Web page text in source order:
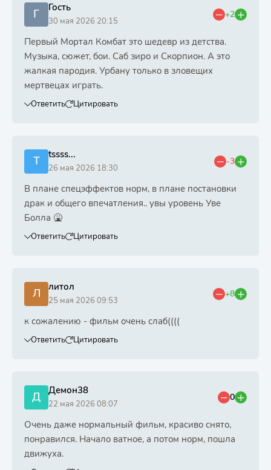
Г Гость
30 мая 2026 20:15
+2
Первый Мортал Комбат это шедевр из детства.
Музыка, сюжет, бои. Саб зиро и Скорпион. А это
жалкая пародия. Урбану только в зловещих
мертвецах играть.
Ответить Цитировать
T tssss...
26 мая 2026 18:30
-3
В плане спецэффектов норм, в плане постановки
драк и общего впечатления.. увы уровень Уве
Болла 🤮
Ответить Цитировать
Л литол
25 мая 2026 09:53
+8
к сожалению - фильм очень слаб((((
Ответить Цитировать
Д Демон38
22 мая 2026 08:07
0
Очень даже нормальный фильм, красиво снято,
понравился. Начало ватное, а потом норм, пошла
движуха.